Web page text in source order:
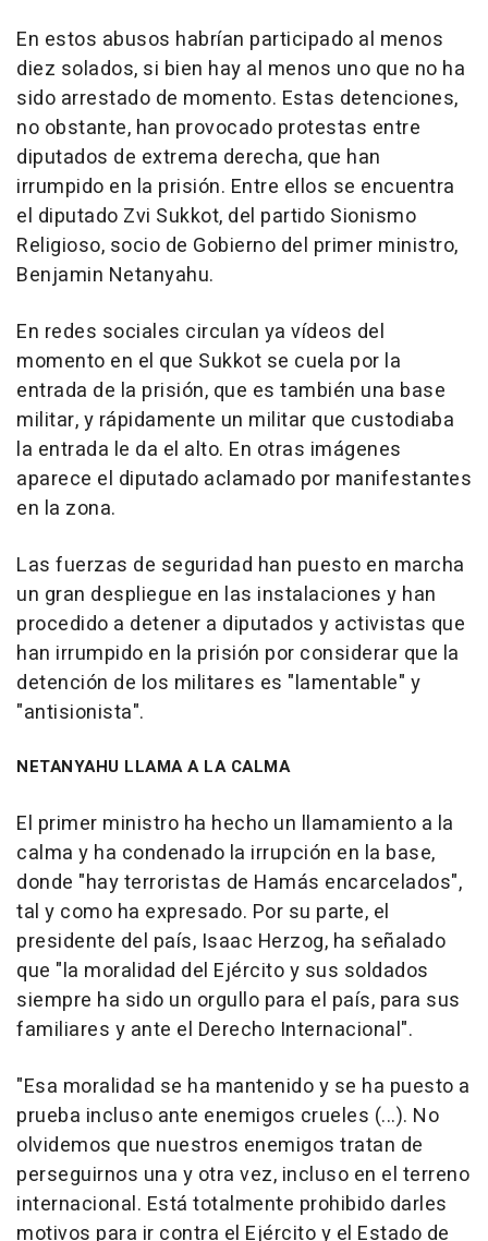
En estos abusos habrían participado al menos
diez solados, si bien hay al menos uno que no ha
sido arrestado de momento. Estas detenciones,
no obstante, han provocado protestas entre
diputados de extrema derecha, que han
irrumpido en la prisión. Entre ellos se encuentra
el diputado Zvi Sukkot, del partido Sionismo
Religioso, socio de Gobierno del primer ministro,
Benjamin Netanyahu.
En redes sociales circulan ya vídeos del
momento en el que Sukkot se cuela por la
entrada de la prisión, que es también una base
militar, y rápidamente un militar que custodiaba
la entrada le da el alto. En otras imágenes
aparece el diputado aclamado por manifestantes
en la zona.
Las fuerzas de seguridad han puesto en marcha
un gran despliegue en las instalaciones y han
procedido a detener a diputados y activistas que
han irrumpido en la prisión por considerar que la
detención de los militares es "lamentable" y
"antisionista".
NETANYAHU LLAMA A LA CALMA
El primer ministro ha hecho un llamamiento a la
calma y ha condenado la irrupción en la base,
donde "hay terroristas de Hamás encarcelados",
tal y como ha expresado. Por su parte, el
presidente del país, Isaac Herzog, ha señalado
que "la moralidad del Ejército y sus soldados
siempre ha sido un orgullo para el país, para sus
familiares y ante el Derecho Internacional".
"Esa moralidad se ha mantenido y se ha puesto a
prueba incluso ante enemigos crueles (...). No
olvidemos que nuestros enemigos tratan de
perseguirnos una y otra vez, incluso en el terreno
internacional. Está totalmente prohibido darles
motivos para ir contra el Ejército y el Estado de